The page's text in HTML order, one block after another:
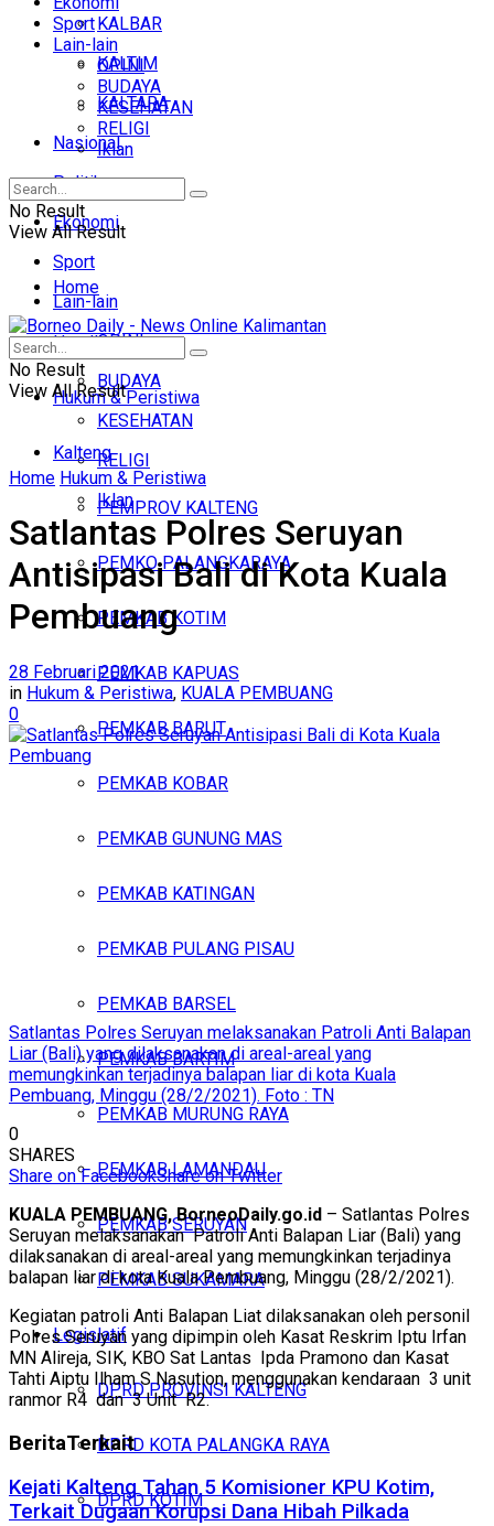
KALBAR
KALTIM
KALTARA
Nasional
Politik
Ekonomi
Sport
Lain-lain
OPINI
BUDAYA
KESEHATAN
RELIGI
Iklan
Sabtu, Agustus 8, 2026
Sport
Lain-lain
OPINI
BUDAYA
KESEHATAN
RELIGI
Iklan
No Result
View All Result
Home
Headline
Hukum & Peristiwa
Kalteng
PEMPROV KALTENG
PEMKO PALANGKARAYA
PEMKAB KOTIM
PEMKAB KAPUAS
PEMKAB BARUT
PEMKAB KOBAR
PEMKAB GUNUNG MAS
PEMKAB KATINGAN
PEMKAB PULANG PISAU
PEMKAB BARSEL
PEMKAB BARTIM
PEMKAB MURUNG RAYA
PEMKAB LAMANDAU
PEMKAB SERUYAN
PEMKAB SUKAMARA
Legislatif
DPRD PROVINSI KALTENG
DPRD KOTA PALANGKA RAYA
DPRD KOTIM
No Result
View All Result
Home Hukum & Peristiwa
Satlantas Polres Seruyan
Antisipasi Bali di Kota Kuala
Pembuang
28 Februari 2021
in Hukum & Peristiwa, KUALA PEMBUANG
0
Satlantas Polres Seruyan melaksanakan Patroli Anti Balapan
Liar (Bali) yang dilaksanakan di areal-areal yang
memungkinkan terjadinya balapan liar di kota Kuala
Pembuang, Minggu (28/2/2021). Foto : TN
0
SHARES
Share on FacebookShare on Twitter
KUALA PEMBUANG, BorneoDaily.go.id – Satlantas Polres
Seruyan melaksanakan Patroli Anti Balapan Liar (Bali) yang
dilaksanakan di areal-areal yang memungkinkan terjadinya
balapan liar di kota Kuala Pembuang, Minggu (28/2/2021).
Kegiatan patroli Anti Balapan Liat dilaksanakan oleh personil
Polres Seruyan yang dipimpin oleh Kasat Reskrim Iptu Irfan
MN Alireja, SIK, KBO Sat Lantas Ipda Pramono dan Kasat
Tahti Aiptu Ilham S Nasution, menggunakan kendaraan 3 unit
ranmor R4 dan 3 Unit R2.
BeritaTerkait
Kejati Kalteng Tahan 5 Komisioner KPU Kotim,
Terkait Dugaan Korupsi Dana Hibah Pilkada